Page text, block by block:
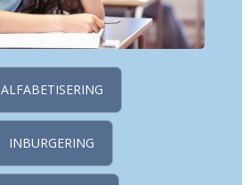
ALFABETISERING
INBURGERING